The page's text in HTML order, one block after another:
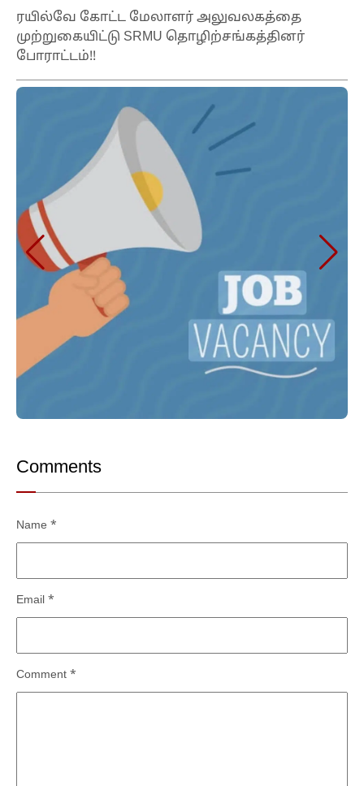
ரயில்வே கோட்ட மேலாளர் அலுவலகத்தை
முற்றுகையிட்டு SRMU தொழிற்சங்கத்தினர்
போராட்டம்!!
Comments
Comment *
Name *
Email *